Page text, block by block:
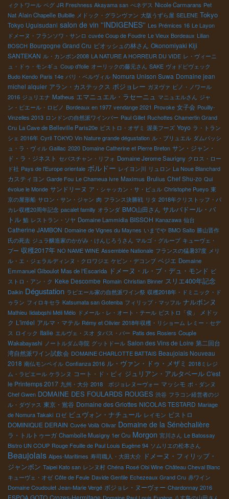
ィクトワール ペグ JR Freshness Akayama san ぺネデス Nicole Carmarans Pet
Nat Alain Chapelle Bulbille メドック・グランヴァン 大阪うずら屋 SELENE Tokyo
Tokyo Uguisudani salon de vin ''INDIGENES'' Les Prémices 16 Le Layon
ドメーヌ・フランソワ・サンロ cuvée Coup de Foudre Le Vieux Bordeaux Lilian
BOSCH Bourgogne Grand Cru ピオッシュの林さん Okonomiyaki Kiji
SANTEKAN ル・カンボン2008 LA NATURE A HORREUR DU VIDE レ・ヴィーニ
ュ・ドゥ・モンギュ Coup d'folie オーリックの藤元さん SAKE ヴォドピヴェック
Budo Kendo Paris 14e パリ・ベルヴィル Nomura Unison Suwa Domaine jean
michel alquier アラン・カステックス ボジョレー ガヌヴァ ピノ・ノワール
2016 ジュリエナ Matheus エマニュエル・ラセーニュ マニュエルさん ジャ
ン・ピエール・ロビノ Bordeaux en 1977 vendange 2021 Provoke 女子会 Pouilly-
Vinzelles 2013 ロンドンの自然派ワインバー Paul Gillet Ruchottes Chamertin Grand
Cru La Cave de Belleville Paris20e ビストロ・オザミ 渥美フーズ Yoyo ラ・トラン
シェ 2016年 Cyril TOKYO Vin Nature grande dégustation ル・ブリュエル ダムバッシ
ュ・ラ・ヴィル Gaillac 2020 Domaine Catherine et Pierre Breton サン・ジャン・
ド・ラ・ジネスト セバスチャン・リフォ Domaine Jerome Saurigny クロス・ロー
ド社 Pays de l'Europe orientale ボルドー レイヨン川 リュロン La Noue Blanchard
カスティヨン Garde Fou Le Chameua Ivre Maximus Brulius Chef Shu-zo Qui
évolue le Monde サンドリーヌ ア・シャッカン・サ・ビュル Christophe Pueyo 東
京の屋形船 サロン・サン・ジャン 肉 フランス決勝戦 リタ 2018年クリストッフ・パ
カレ収穫20周年記念 pacalet familly オランダ BMO山田さん サルバドール・バ
トル 鮨 レストラン・ソヤ Domaine Lammidia BISSOH Kanazawa 仙台
Catherine JAMBON Domaine de Vignes du Maynes いまでや BMO Saito 勝山晋作
氏の死去 ジュラ醸造家のかがみ・けんじろうさん マルゴ・グループ キューヴェ・
ブー 収穫2017年 NO NAME WINE Assemblée Nationale フランスの猛暑37度 メリ
ル・エ・ジェラルディンヌ・クロワジエ ケビン・デコンブ ベジエ Domaine
Emmanuel Giboulot Mas de l'Escarida ドメーヌ・ル・ブ・デュ・モンド ビ
ストロ・アン・ク Keke Descombe Romain Christian Binner スリエ400年記念
Daikin Dégustation ラピエール家の自然派ワイン祭 収穫2018年・ドミニック・ド
ゥラン フィロキセラ Katsumata san Gotenba フィリップ・マッフル ナルボンヌ
Mathieu Iidabqshi Méli Mélo ドメール・レ・オート・テール ビストロ「俊」
メドッ
ク L'irréel アルマ・マテル Rémy et Olivier 2018年収穫・リショーム レミー・セデ
ス ロイック Italie エルヴェ・スオ タパス・バー Patis des Rosiers Couple
Wakabayashi ノートルダム寺院 グットドール Salon des Vins de Loire 第二回台
湾自然派ワイン試飲会 DOMAINE CHARLOTTE BATTAIS Beaujolais Nouveau
2018 南仏モンペイル Confianza 2016 ル・ヴァン・ドゥ・メザミ 2018ミレジ
ム・ラピエール ケランヌ コート・ド・ピィ ジュリアン・アルタベール C'est
le Printemps 2017 九州・大分 2018 ボジョレヌーヴォー マッシモ ポ・ダンヌ
Chef Gwen DOMAINE DES FOULARDS ROUGES 渋谷 フラコン経営者のジ
ル・ダヴァス 東京・鴬谷 Domaine des Griottes NICOLAS TESTARD Mariage
de Nomura Takaki ロゼ ビュヴォン・ナチュール レイモン ビストロ
DOMINIQUE DERAIN Cuvée Voilà Olivar Domaine de la Sénèchalière
ラ・トルトゥーガ Chambolle Musigny 1er Cru Morgon 宮川さん Le Batossay
Bistro UN COUP Rouge Feuille de Paul Louis Eugène 94 ソムリエの松本さん
Beaujolais Alpes-Maritimes 寿司職人・大田大介 ドメーヌ・フィリップ・
ジャンボン Taipei Kato san レンヌ村 Chéna Rosé Obi Wine Château Cheval Blanc
キューヴェ・オゼ Côte de Feule Davide Gentile Echezeaux Grand Cru 赤ワイン
Domaine Coudoulet Jean-Marie Vergé ボジョレ・ヌーヴォー Chardonnay 2016